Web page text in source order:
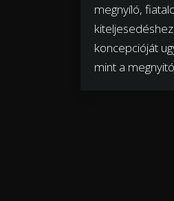
megnyíló,
koncepcióját
mint a